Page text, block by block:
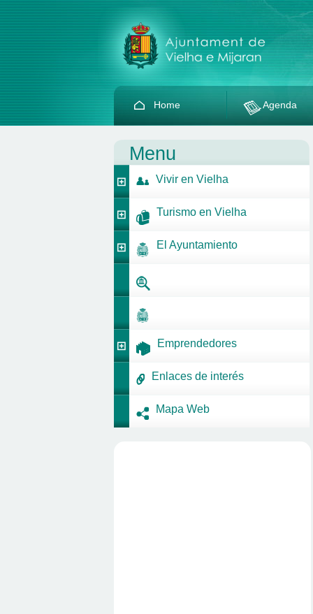
Home Agenda
Menu
Vivir en Vielha
Turismo en Vielha
El Ayuntamiento
Emprendedores
Enlaces de interés
Mapa Web